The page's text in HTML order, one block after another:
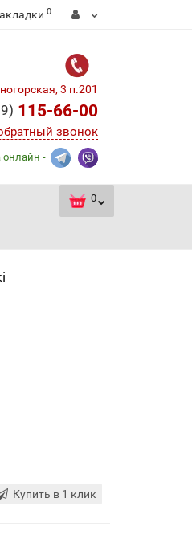
0
3 п.201
115-66-00
звонок
онлайн -
0
Купить в 1 клик